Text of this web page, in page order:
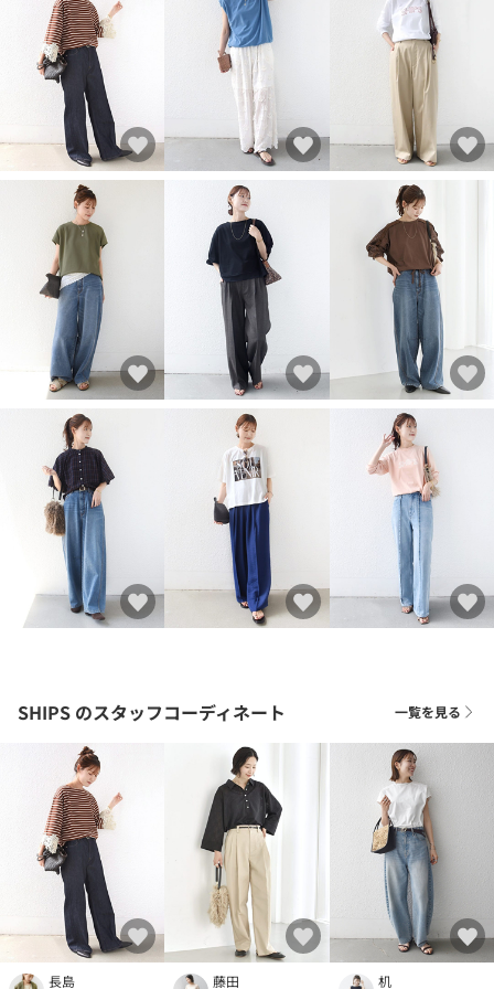
SHIPS のスタッフコーディネート 一覧を見る
長島 藤田 机